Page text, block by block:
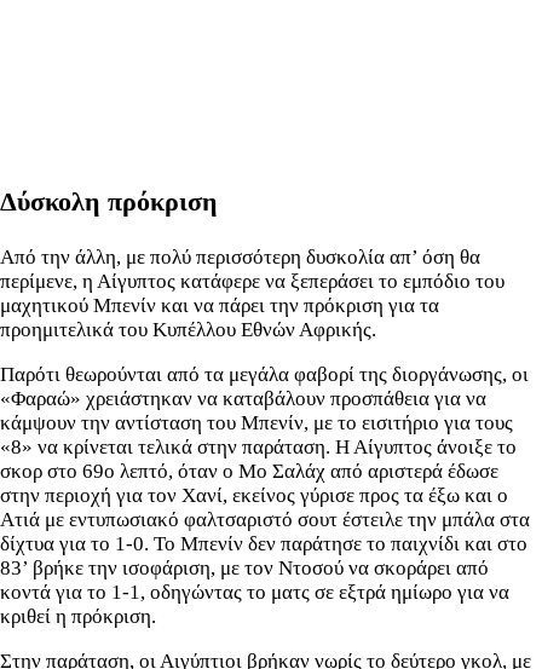
Δύσκολη πρόκριση
Από την άλλη, με πολύ περισσότερη δυσκολία απ’ όση θα
περίμενε, η Αίγυπτος κατάφερε να ξεπεράσει το εμπόδιο του
μαχητικού Μπενίν και να πάρει την πρόκριση για τα
προημιτελικά του Κυπέλλου Εθνών Αφρικής.
Παρότι θεωρούνται από τα μεγάλα φαβορί της διοργάνωσης, οι
«Φαραώ» χρειάστηκαν να καταβάλουν προσπάθεια για να
κάμψουν την αντίσταση του Μπενίν, με το εισιτήριο για τους
«8» να κρίνεται τελικά στην παράταση. Η Αίγυπτος άνοιξε το
σκορ στο 69ο λεπτό, όταν ο Μο Σαλάχ από αριστερά έδωσε
στην περιοχή για τον Χανί, εκείνος γύρισε προς τα έξω και ο
Ατιά με εντυπωσιακό φαλτσαριστό σουτ έστειλε την μπάλα στα
δίχτυα για το 1-0. Το Μπενίν δεν παράτησε το παιχνίδι και στο
83’ βρήκε την ισοφάριση, με τον Ντοσού να σκοράρει από
κοντά για το 1-1, οδηγώντας το ματς σε εξτρά ημίωρο για να
κριθεί η πρόκριση.
Στην παράταση, οι Αιγύπτιοι βρήκαν νωρίς το δεύτερο γκολ, με